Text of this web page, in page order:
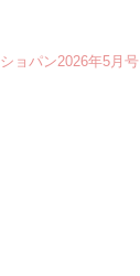
ショパン2026年5月号